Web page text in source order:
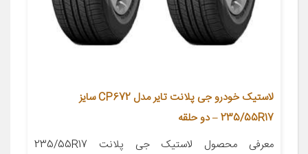
لاستیک خودرو جی پلانت تایر مدل CP672 سایز
235/55R17 – دو حلقه
معرفی محصول لاستیک جی پلانت 235/55R17